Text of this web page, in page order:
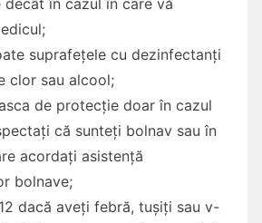
suprafețele cu dezinfectanți
clor sau alcool;
de protecție doar în cazul
că sunteți bolnav sau în
acordați asistență
bolnave;
dacă aveți febră, tușiți sau v-